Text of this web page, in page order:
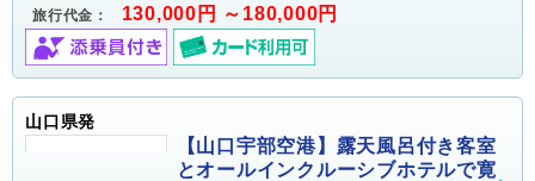
旅行代金： 130,000円 ～180,000円
山口県発
【山口宇部空港】露天風呂付き客室
とオールインクルーシブホテルで寛